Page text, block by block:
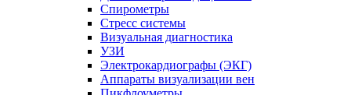
Спирометры
Стресс системы
Визуальная диагностика
УЗИ
Электрокардиографы (ЭКГ)
Аппараты визуализации вен